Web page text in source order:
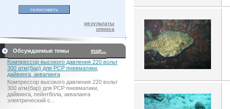
результаты
опроса
Обсуждаемые темы
еще...
Компрессор высокого давления 220 вольт
300 атм(бар) для PCP пневматики,
дайвинга, акваланга
Компрессор высокого давления 220 вольт
300 атм(бар) для PCP пневматики,
дайвинга, пейнтбола, акваланга
электрический c...